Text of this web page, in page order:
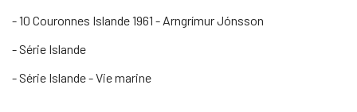
- 10 Couronnes Islande 1961 - Arngrímur Jónsson
- Série Islande
- Série Islande - Vie marine